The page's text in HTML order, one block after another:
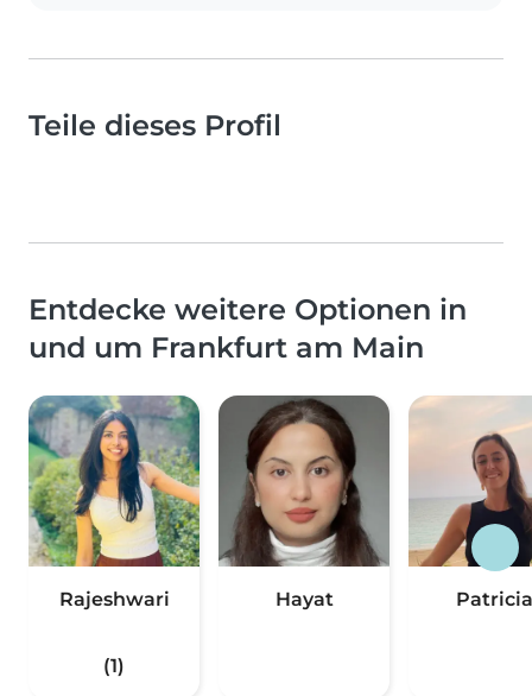
Teile dieses Profil
Entdecke weitere Optionen in
und um Frankfurt am Main
Rajeshwari
(1)
Hayat Patricia